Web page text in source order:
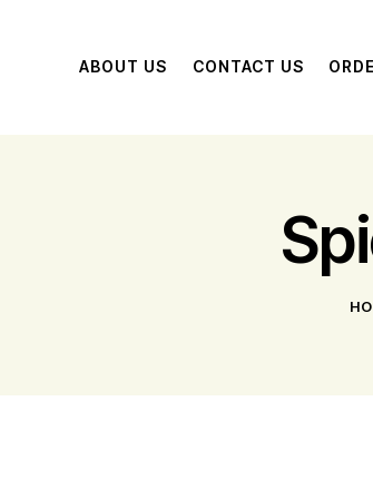
ABOUT US CONTACT US